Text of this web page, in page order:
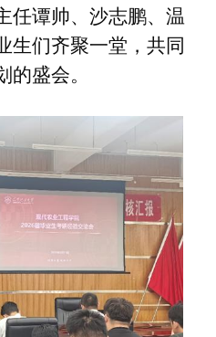
任谭帅、沙志鹏、温
生们齐聚一堂，共同
盛会。